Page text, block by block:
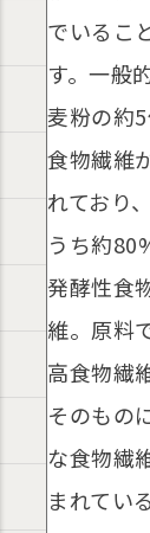
でいるこ
す。一般
麦粉の約
食物繊維
れており
うち約
発酵性食
維。原料
高食物繊
そのもの
な食物繊
まれてい